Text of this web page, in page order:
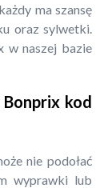
ma szansę
oraz sylwetki.
w naszej bazie
kod
nie podołać
wyprawki lub